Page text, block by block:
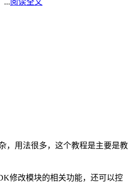
...阅读全文
，用法很多，这个教程是主要是教
修改模块的相关功能，还可以控